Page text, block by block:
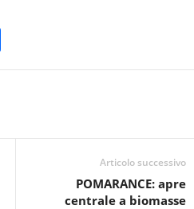
o
vi
Articolo successivo
POMARANCE: apre
centrale a biomasse